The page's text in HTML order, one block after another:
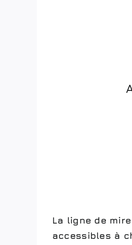
La ligne de
accessibles à